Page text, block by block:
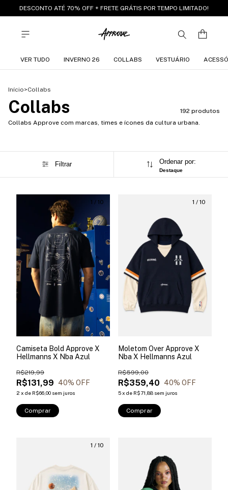
DESCONTO ATÉ 70% OFF + FRETE GRÁTIS POR TEMPO LIMITADO!
VER TUDO INVERNO 26 COLLABS VESTUÁRIO
Início>Collabs
Collabs
192 produtos
Collabs Approve com marcas, times e ícones da cultura urbana.
Filtrar Ordenar por:
Destaque
1 / 10
Camiseta Bold Approve X
Hellmanns X Nba Azul
R$131,99
R$219,99
40% OFF
2 x de R$66,00 sem juros
Comprar
1 / 10
Moletom Over Approve X
Nba X Hellmanns Azul
R$359,40
R$599,00
40% OFF
5x de R$71,88 sem juros
Comprar
1 / 10